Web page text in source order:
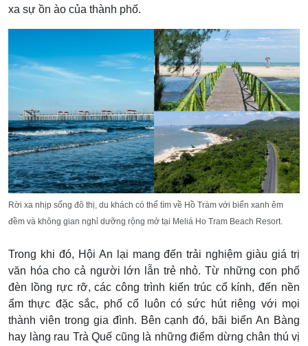
xa sự ồn ào của thành phố.
Rời xa nhịp sống đô thị, du khách có thể tìm về Hồ Tràm với biển xanh êm
đềm và không gian nghỉ dưỡng rộng mở tại Meliá Ho Tram Beach Resort.
Trong khi đó, Hội An lại mang đến trải nghiệm giàu giá trị
văn hóa cho cả người lớn lẫn trẻ nhỏ. Từ những con phố
đèn lồng rực rỡ, các công trình kiến trúc cổ kính, đến nền
ẩm thực đặc sắc, phố cổ luôn có sức hút riêng với mọi
thành viên trong gia đình. Bên cạnh đó, bãi biển An Bàng
hay làng rau Trà Quế cũng là những điểm dừng chân thú vị